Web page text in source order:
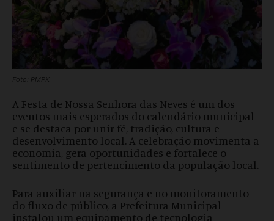
Foto: PMPK
A Festa de Nossa Senhora das Neves é um dos
eventos mais esperados do calendário municipal
e se destaca por unir fé, tradição, cultura e
desenvolvimento local. A celebração movimenta a
economia, gera oportunidades e fortalece o
sentimento de pertencimento da população local.
Para auxiliar na segurança e no monitoramento
do fluxo de público, a Prefeitura Municipal
instalou um equipamento de tecnologia